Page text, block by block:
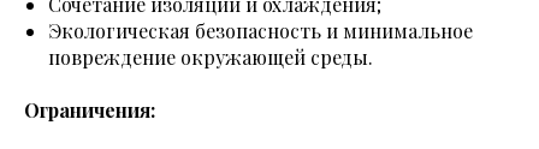
Экологическая безопасность и минимальное
повреждение окружающей среды.
Ограничения: